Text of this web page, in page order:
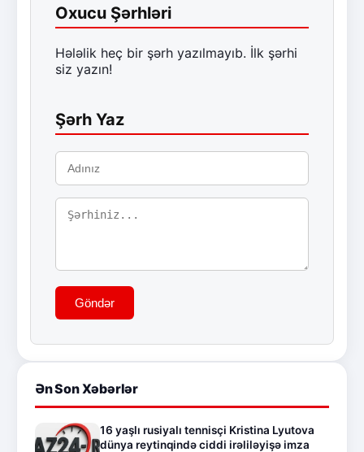
Oxucu Şərhləri
Hələlik heç bir şərh yazılmayıb. İlk şərhi
siz yazın!
Şərh Yaz
Göndər
Ən Son Xəbərlər
16 yaşlı rusiyalı tennisçi Kristina Lyutova
dünya reytinqində ciddi irəliləyişə imza